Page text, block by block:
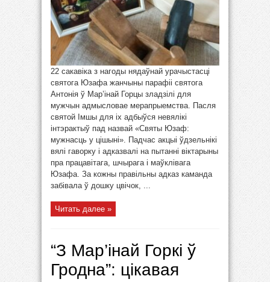
22 сакавіка з нагоды нядаўнай урачыстасці
святога Юзафа жанчыны парафіі святога
Антонія ў Мар’інай Горцы зладзілі для
мужчын адмысловае мерапрыемства. Пасля
святой Імшы для іх адбыўся невялікі
інтэрактыў пад назвай «Святы Юзаф:
мужнасць у цішыні». Падчас акцыі ўдзельнікі
вялі гаворку і адказвалі на пытанні віктарыны
пра працавітага, шчырага і маўклівага
Юзафа. За кожны правільны адказ каманда
забівала ў дошку цвічок, ...
Читать далее »
“З Мар’інай Горкі ў
Гродна”: цікавая